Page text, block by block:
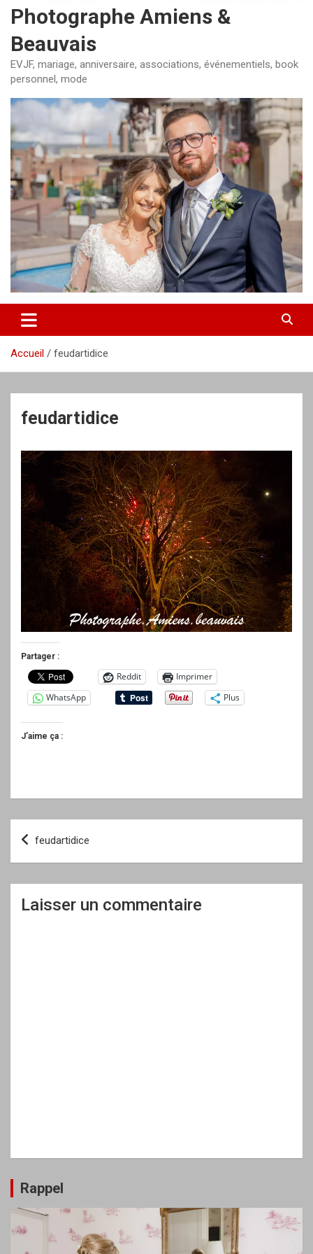
Photographe Amiens &
Beauvais
EVJF, mariage, anniversaire, associations, événementiels, book
personnel, mode
Accueil feudartidice
feudartidice
Partager :
Reddit
Imprimer
WhatsApp
Plus
J’aime ça :
Navigation
feudartidice
Laisser un commentaire
Rappel